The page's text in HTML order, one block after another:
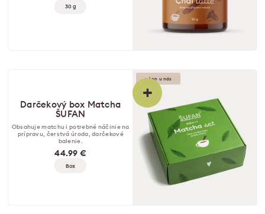
30 g
+
♥️ Len u nás
Darčekový box Matcha
ŠUFAN
Obsahuje matchu i potrebné náčinie na
prípravu, čerstvá úroda, darčekové
balenie.
44.99 €
Box